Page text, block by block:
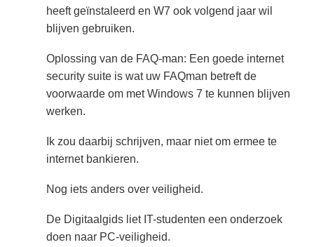
heeft geïnstaleerd en W7 ook volgend jaar wil
blijven gebruiken.
Oplossing van de FAQ-man: Een goede internet
security suite is wat uw FAQman betreft de
voorwaarde om met Windows 7 te kunnen blijven
werken.
Ik zou daarbij schrijven, maar niet om ermee te
internet bankieren.
Nog iets anders over veiligheid.
De Digitaalgids liet IT-studenten een onderzoek
doen naar PC-veiligheid.